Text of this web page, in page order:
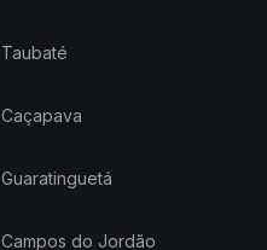
Taubaté
Caçapava
Guaratinguetá
Campos do Jordão